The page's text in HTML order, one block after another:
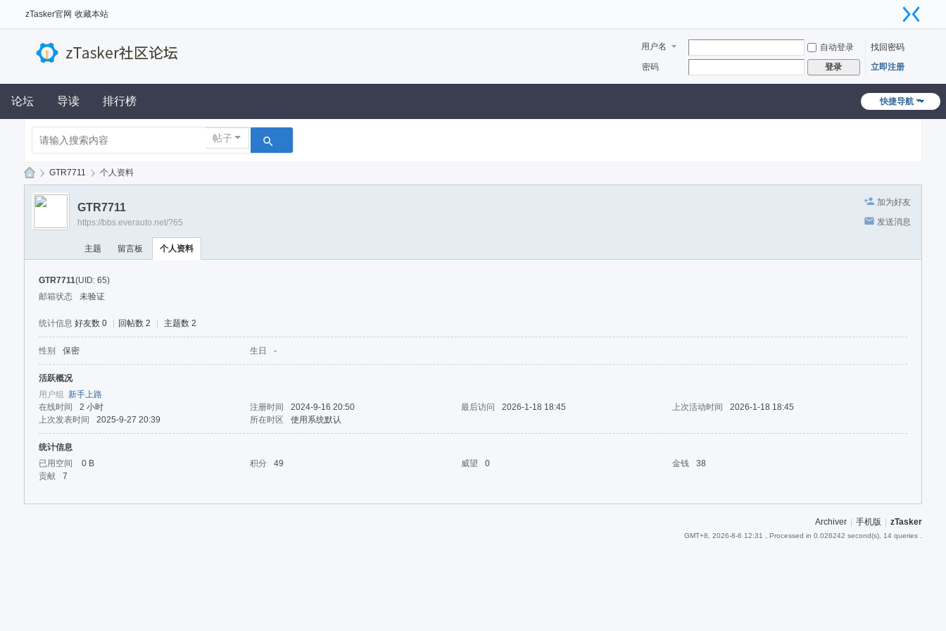
zTasker官网 收藏本站
用户名 自动登录
找回密码
密码
登录 立即注册
快捷导航
论坛 导读 排行榜
帖子
› GTR7711 › 个人资料
加为好友
发送消息
GTR7711
https://bbs.everauto.net/?65
主题 留言板 个人资料
GTR7711(UID: 65)
邮箱状态
未验证
统计信息 好友数 0 回帖数 2 主题数 2
性别 保密 生日 -
活跃概况
用户组
新手上路
在线时间
2 小时 注册时间 2024-9-16 20:50 最后访问 2026-1-18 18:45 上次活动时间
2026-1-18 18:45
上次发表时间
2025-9-27 20:39 所在时区 使用系统默认
统计信息
已用空间
0 B 积分 49 威望 0 金钱
38
贡献
7
Archiver 手机版 zTasker
GMT+8, 2026-8-6 12:31 , Processed in 0.026242 second(s), 14 queries .